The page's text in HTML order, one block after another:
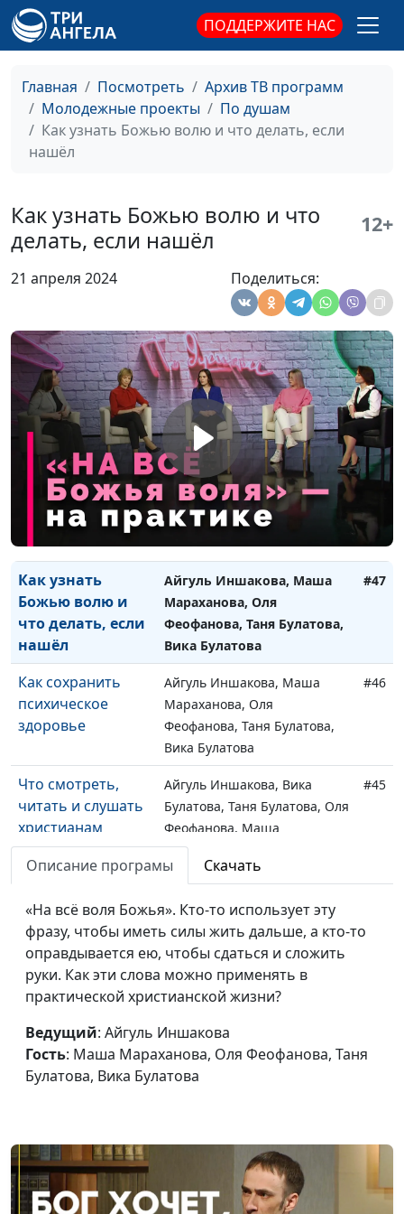
ПОДДЕРЖИТЕ НАС
Главная Посмотреть
Архив ТВ программ
Молодежные проекты
По душам
Как узнать Божью волю и что делать, если
нашёл
Как узнать Божью волю и что
делать, если нашёл
12+
21 апреля 2024 Поделиться:
верить в сказки:
правильно ли
это?
Мараханова, Оля
Феофанова, Таня Булатова,
Вика Булатова
выбрать?
Феофанова, Вика Булатова,
Таня Булатова
Идентичность и
Айгуль Иншакова, Вика
Булатова, Таня Булатова, Оля
Феофанова, Маша
Мараханова
Сила прощения:
как простить?
Айгуль Иншакова, Маша
Мараханова, Оля
Феофанова, Таня Булатова,
Вика Булатова
#49
Стоит ли верить
снам?
Айгуль Иншакова, Маша
Мараханова, Оля
Феофанова, Таня Булатова,
Вика Булатова
#48
Как узнать
Божью волю и
что делать, если
нашёл
Айгуль Иншакова, Маша
Мараханова, Оля
Феофанова, Таня Булатова,
Вика Булатова
#47
Как сохранить
психическое
здоровье
Айгуль Иншакова, Маша
Мараханова, Оля
Феофанова, Таня Булатова,
Вика Булатова
#46
Что смотреть,
читать и слушать
христианам
Айгуль Иншакова, Вика
Булатова, Таня Булатова, Оля
Феофанова, Маша
Мараханова
#45
христианство в
интернете
Айгуль Иншакова, Вика
Булатова, Таня Булатова, Оля
Феофанова, Маша
Мараханова
#44
Женское
служение в
церкви — это о
чём?
Айгуль Иншакова, Вика
Феофанова, Маша
Мараханова
Женская
особенности
Как
Айгуль Иншакова, Вика
#41
Описание програмы Скачать
«На всё воля Божья». Кто-то использует эту
фразу, чтобы иметь силы жить дальше, а кто-то
оправдывается ею, чтобы сдаться и сложить
руки. Как эти слова можно применять в
практической христианской жизни?
Ведущий: Айгуль Иншакова
Гость: Маша Мараханова, Оля Феофанова, Таня
Булатова, Вика Булатова